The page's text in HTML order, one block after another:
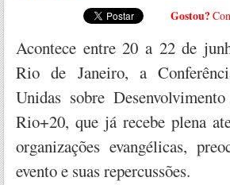
Gostou?
Acontece entre 20 a 22 de
Rio de Janeiro, a
Unidas sobre
Rio+20, que já recebe plena
organizações evangélicas,
evento e suas repercussões.